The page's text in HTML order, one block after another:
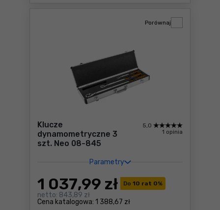
Klucze
dynamometryczne 3
szt. Neo 08-845
Parametry
5,0
1 opinia
Do 10 rat 0%
Cena katalogowa: 1 388,67 zł
1 037,99 zł
netto: 843,89 zł
Porównaj